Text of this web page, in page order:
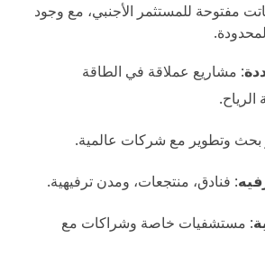
مفتوحة للمستثمر الأجنبي، مع وجود
: مشاريع عملاقة في الطاقة
بحث وتطوير مع شركات عالمية.
: فنادق، منتجعات، ومدن ترفيهية.
: مستشفيات خاصة وشراكات مع